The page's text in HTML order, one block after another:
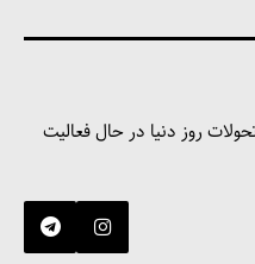
روز دنیا در حال فعالیت